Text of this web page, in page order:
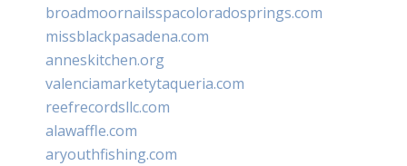
broadmoornailsspacoloradosprings.com
missblackpasadena.com
anneskitchen.org
valenciamarketytaqueria.com
reefrecordsllc.com
alawaffle.com
aryouthfishing.com